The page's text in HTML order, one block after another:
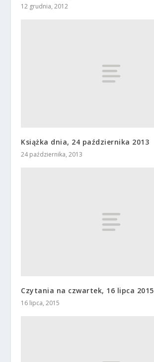
12 grudnia, 2012
Książka dnia, 24 października 2013
24 października, 2013
Czytania na czwartek, 16 lipca 2015
16 lipca, 2015